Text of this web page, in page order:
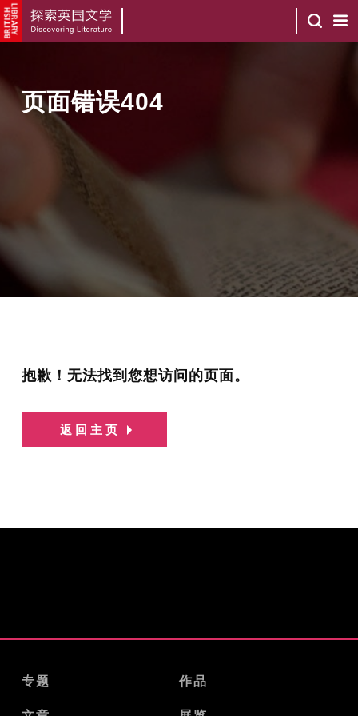
页面错误404
抱歉！无法找到您想访问的页面。
返回主页
专题 作品